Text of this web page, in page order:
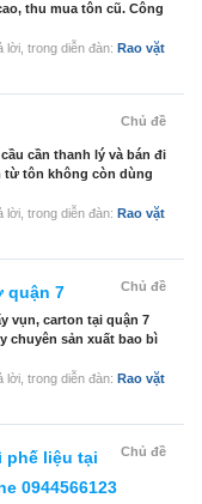
thu mua tôn cũ. Công
lời, trong diễn đàn: Rao vặt
Chủ đề
cần thanh lý và bán đi
từ tôn không còn dùng
lời, trong diễn đàn: Rao vặt
Chủ đề
quận 7
vụn, carton tại quận 7
chuyên sản xuất bao bì
lời, trong diễn đàn: Rao vặt
Chủ đề
phế liệu tại
0944566123